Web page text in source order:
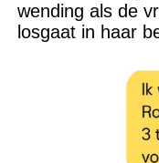
wending als de
losgaat in haar